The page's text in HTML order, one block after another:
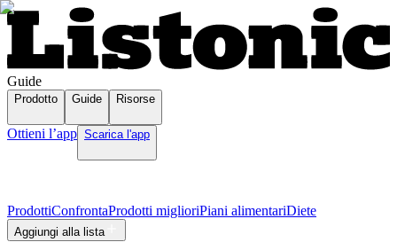
Guide
Prodotto Guide Risorse
Ottieni l’app Scarica l'app
ProdottiConfrontaProdotti miglioriPiani alimentariDiete
Aggiungi alla lista